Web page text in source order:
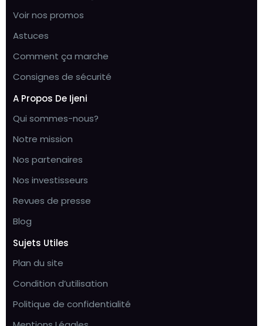
Voir nos promos
Astuces
Comment ça marche
Consignes de sécurité
A Propos De Ijeni
Qui sommes-nous?
Notre mission
Nos partenaires
Nos investisseurs
Revues de presse
Blog
Sujets Utiles
Plan du site
Condition d’utilisation
Politique de confidentialité